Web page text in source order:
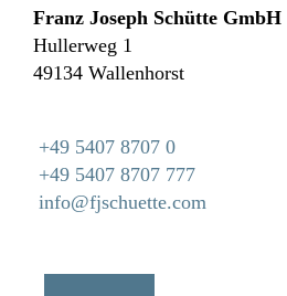
Franz Joseph Schütte GmbH
Hullerweg 1
49134 Wallenhorst
+49 5407 8707 0
+49 5407 8707 777
info@fjschuette.com